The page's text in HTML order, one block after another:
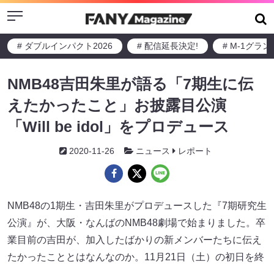
Menu
# ダブルインパクト2026 # 配信延長決定! # M-1グラン
NMB48吉田朱里が語る「7期生に伝
えたかったこと」お披露目公演
「Will be idol」をプロデュース
2020-11-26 ニュース レポート
NMB48の1期生・吉田朱里がプロデュースした『7期研究生
公演』が、大阪・なんばのNMB48劇場で始まりました。卒
業目前の吉田が、加入したばかりの新メンバーたちに伝え
たかったこととはなんなのか。11月21日（土）の初日を終